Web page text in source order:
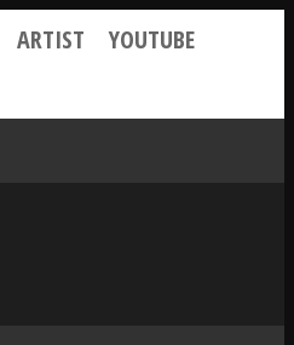
ARTIST YOUTUBE